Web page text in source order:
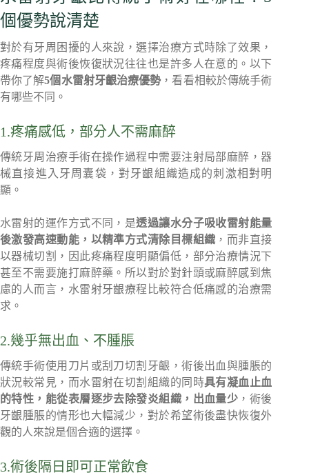
個優勢說清楚
對於有牙周困擾的人來說，選擇治療方式時除了效果，
疼痛程度與術後恢復狀況往往也是許多人在意的。以下
帶你了解5個水雷射牙齦治療優勢，看看相較於傳統手術
有哪些不同。
1.疼痛感低，部分人不需麻醉
傳統牙周治療手術在操作過程中需要注射局部麻醉，器
械直接進入牙周囊袋，對牙齦組織造成的刺激相對明
顯。
水雷射的運作方式不同，是透過讓水分子吸收雷射能量
後激發高速動能，以精準方式清除目標組織 ，而非直接
以器械切割，因此疼痛程度明顯偏低，部分治療情況下
甚至不需要施打麻醉藥。所以對於對針頭或麻醉感到焦
慮的人而言，水雷射牙齦療程比較符合低痛感的治療需
求。
2.幾乎無出血、不腫脹
傳統手術使用刀片或刮刀切割牙齦，術後出血與腫脹的
狀況較常見，而水雷射在切割組織的同時具有凝血止血
的特性，能從表層逐步去除發炎組織，出血量少 ，術後
牙齦腫脹的情形也大幅減少，對於希望術後盡快恢復外
觀的人來說是個合適的選擇。
3.術後隔日即可正常飲食